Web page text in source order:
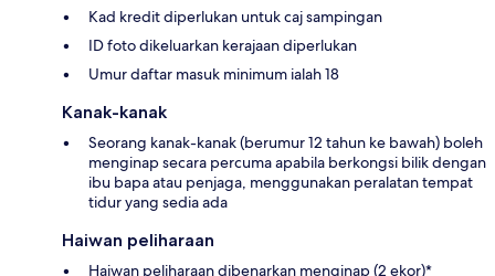
Kad kredit diperlukan untuk caj sampingan
ID foto dikeluarkan kerajaan diperlukan
Umur daftar masuk minimum ialah 18
Kanak-kanak
Seorang kanak-kanak (berumur 12 tahun ke bawah) boleh
menginap secara percuma apabila berkongsi bilik dengan
ibu bapa atau penjaga, menggunakan peralatan tempat
tidur yang sedia ada
Haiwan peliharaan
Haiwan peliharaan dibenarkan menginap (2 ekor)*